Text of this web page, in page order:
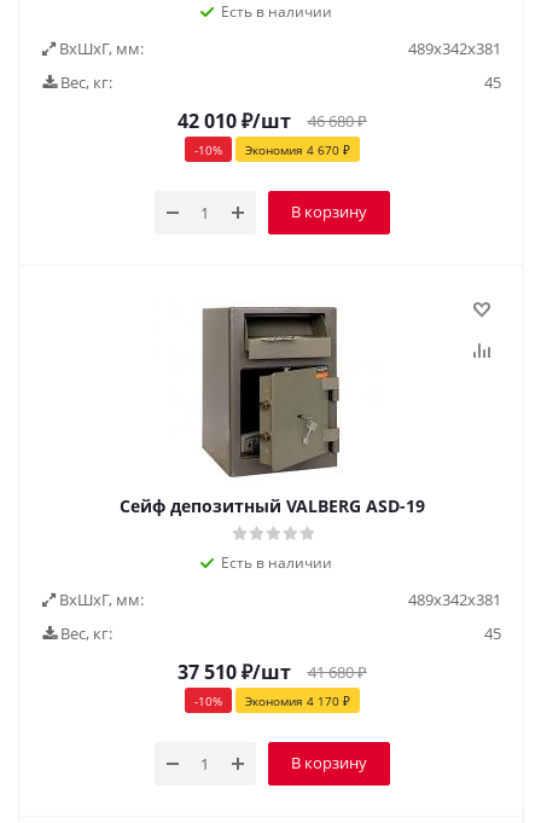
Есть в наличии
ВxШxГ, мм:
489х342х381
Вес, кг:
45
42 010₽/шт 46 680₽
-10% Экономия 4 670₽
В корзину
Сейф депозитный VALBERG ASD-19
Есть в наличии
ВxШxГ, мм:
489х342х381
Вес, кг:
45
37 510₽/шт 41 680₽
-10% Экономия 4 170₽
В корзину